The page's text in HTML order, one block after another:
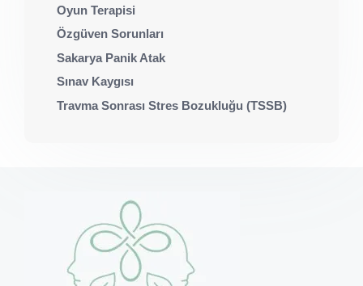
Oyun Terapisi
Özgüven Sorunları
Sakarya Panik Atak
Sınav Kaygısı
Travma Sonrası Stres Bozukluğu (TSSB)